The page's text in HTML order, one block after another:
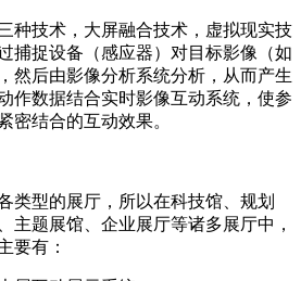
种技术，大屏融合技术，虚拟现实技
捕捉设备（感应器）对目标影像（如
然后由影像分析系统分析，从而产生
作数据结合实时影像互动系统，使参
密结合的互动效果。
类型的展厅，所以在科技馆、规划
主题展馆、企业展厅等诸多展厅中，
要有：